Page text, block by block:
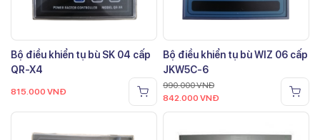
Bộ điều khiển tụ bù SK 04 cấp
QR-X4
815.000 VNĐ
Bộ điều khiển tụ bù WIZ 06 cấp
JKW5C-6
990.000VNĐ
842.000 VNĐ